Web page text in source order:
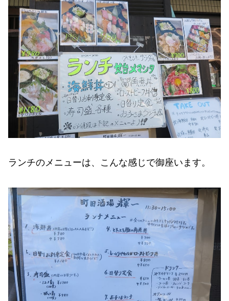
ランチのメニューは、こんな感じで御座います。